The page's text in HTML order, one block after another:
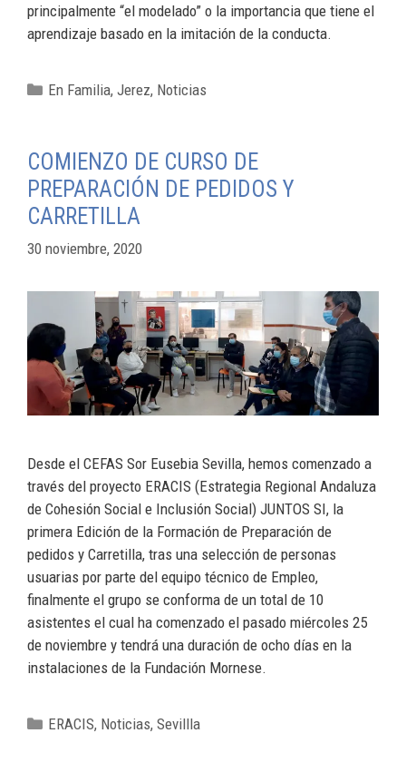
principalmente “el modelado” o la importancia que tiene el
aprendizaje basado en la imitación de la conducta.
En Familia,Jerez, Noticias
COMIENZO DE CURSO DE
PREPARACIÓN DE PEDIDOS Y
CARRETILLA
30 noviembre, 2020
Desde el CEFAS Sor Eusebia Sevilla, hemos comenzado a
través del proyecto ERACIS (Estrategia Regional Andaluza
de Cohesión Social e Inclusión Social) JUNTOS SI, la
primera Edición de la Formación de Preparación de
pedidos y Carretilla, tras una selección de personas
usuarias por parte del equipo técnico de Empleo,
finalmente el grupo se conforma de un total de 10
asistentes el cual ha comenzado el pasado miércoles 25
de noviembre y tendrá una duración de ocho días en la
instalaciones de la Fundación Mornese.
ERACIS, Noticias,Sevillla